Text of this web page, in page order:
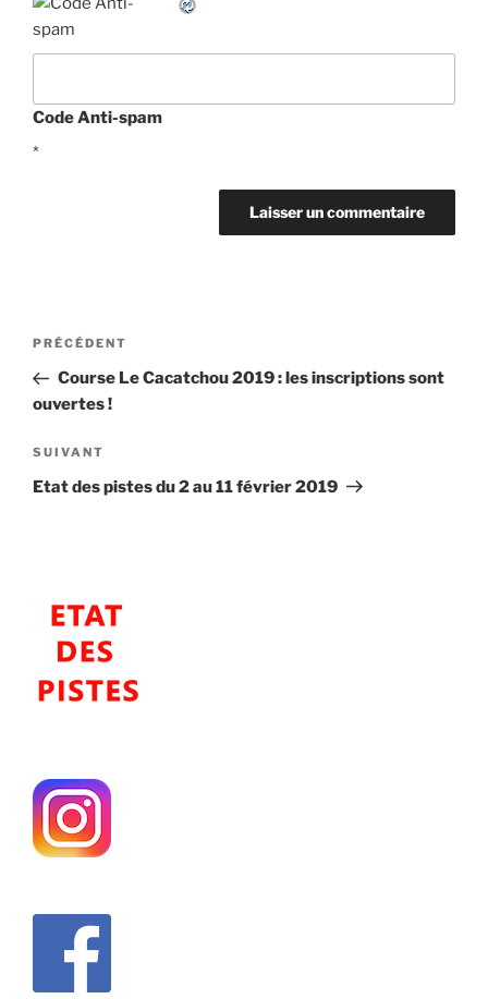
Code Anti-spam
*
Navigation
l’article
Article
précédent
PRÉCÉDENT
Course Le Cacatchou 2019 : les inscriptions sont
ouvertes !
Article
suivant
SUIVANT
Etat des pistes du 2 au 11 février 2019